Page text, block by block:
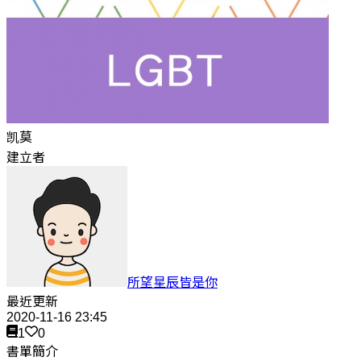
凯莫
建立者
所望星辰皆是你
最近更新
2020-11-16 23:45
1
0
書單簡介